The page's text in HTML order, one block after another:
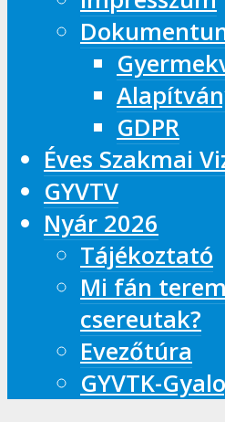
GDPR
Éves Szakmai
GYVTV
Nyár 2026
Tájékoztató
Mi fán
csereutak?
Evezőtúra
GYVTK-